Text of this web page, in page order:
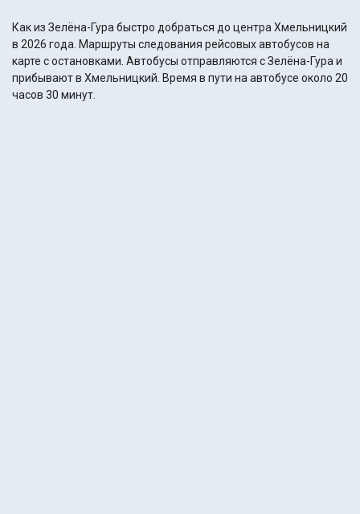
Как из Зелёна-Гура быстро добраться до центра Хмельницкий
в 2026 года. Маршруты следования рейсовых автобусов на
карте с остановками. Автобусы отправляются с Зелёна-Гура и
прибывают в Хмельницкий. Время в пути на автобусе около 20
часов 30 минут.